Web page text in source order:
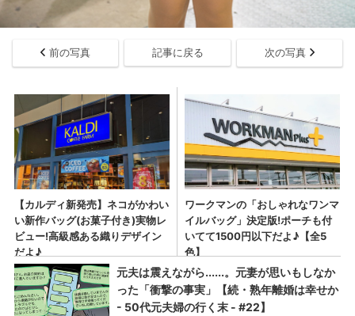
前の写真 記事に戻る 次の写真